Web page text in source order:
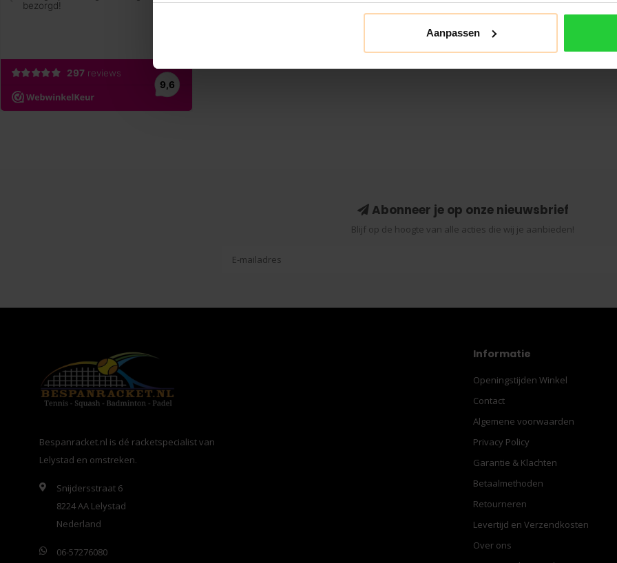
Aanpassen
Abonneer je op onze nieuwsbrief
Blijf op de hoogte van alle acties die wij je aanbieden!
Bespanracket.nl is dé racketspecialist van
Lelystad en omstreken.
Snijdersstraat 6
8224 AA Lelystad
Nederland
06-57276080
Informatie
Openingstijden Winkel
Contact
Algemene voorwaarden
Privacy Policy
Garantie & Klachten
Betaalmethoden
Retourneren
Levertijd en Verzendkosten
Over ons